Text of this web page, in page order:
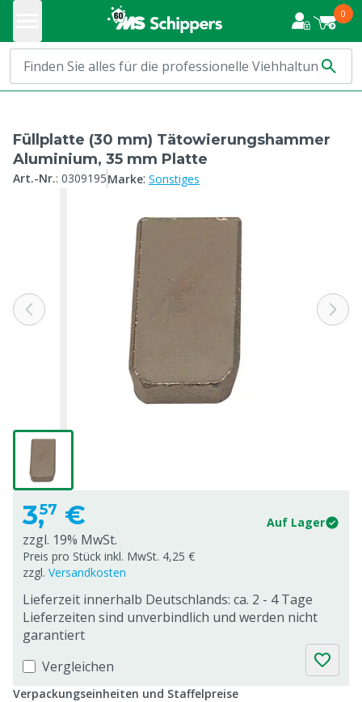
0
Füllplatte (30 mm) Tätowierungshammer
Aluminium, 35 mm Platte
Art.-Nr.: 0309195Marke: Sonstiges
3,57 € Auf Lager
zzgl. 19% MwSt.
Preis pro Stück inkl. MwSt. 4,25 €
zzgl. Versandkosten
Lieferzeit innerhalb Deutschlands: ca. 2 - 4 Tage
Lieferzeiten sind unverbindlich und werden nicht
garantiert
Vergleichen
Verpackungseinheiten und Staffelpreise